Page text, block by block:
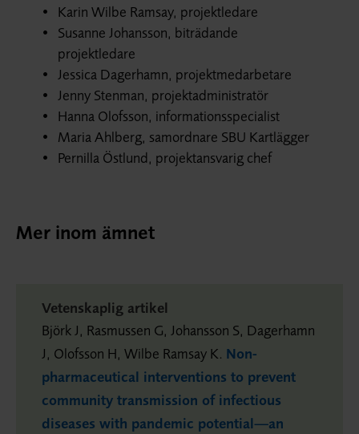
Karin Wilbe Ramsay, projektledare
Susanne Johansson, biträdande
projektledare
Jessica Dagerhamn, projektmedarbetare
Jenny Stenman, projektadministratör
Hanna Olofsson, informationsspecialist
Maria Ahlberg, samordnare SBU Kartlägger
Pernilla Östlund, projektansvarig chef
Mer inom ämnet
Vetenskaplig artikel
Björk J, Rasmussen G, Johansson S, Dagerhamn
J, Olofsson H, Wilbe Ramsay K. Non-
pharmaceutical interventions to prevent
community transmission of infectious
diseases with pandemic potential—an